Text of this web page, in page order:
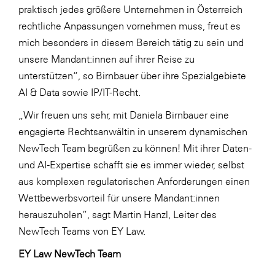
Trend Micro
TAG GmbH
Verband Druck Medien Österreich
Wirtschaftskammer Salzburg
WKS Fachgruppe Fahrzeughandel und
Fahrzeugtechnik
WKS Fachgruppe Finanzdienstleister
WK UBIT
Zühlke
praktisch jedes größere Unternehmen in Österreich
rechtliche Anpassungen vornehmen muss, freut es
mich besonders in diesem Bereich tätig zu sein und
unsere Mandant:innen auf ihrer Reise zu
unterstützen“, so Birnbauer über ihre Spezialgebiete
AI & Data sowie IP/IT-Recht.
„Wir freuen uns sehr, mit Daniela Birnbauer eine
engagierte Rechtsanwältin in unserem dynamischen
NewTech Team begrüßen zu können! Mit ihrer Daten-
und AI-Expertise schafft sie es immer wieder, selbst
aus komplexen regulatorischen Anforderungen einen
Wettbewerbsvorteil für unsere Mandant:innen
herauszuholen“, sagt Martin Hanzl, Leiter des
NewTech Teams von EY Law.
EY Law NewTech Team